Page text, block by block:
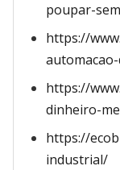
poupar-
https://
https://
dinheiro-
https://
industrial/